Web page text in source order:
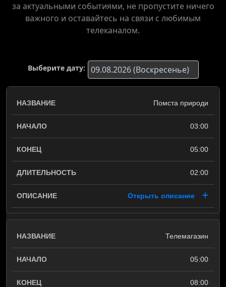
за актуальными событиями, не пропустите ничего
важного и оставайтесь на связи с любимым
телеканалом.
Выберите дату:
Помста природи
03:00
05:00
02:00
Открыть описание
Телемагазин
05:00
08:00